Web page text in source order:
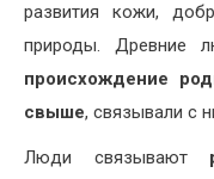
развития кожи,
природы. Древние
происхождение
свыше, связывали с
Люди связывают